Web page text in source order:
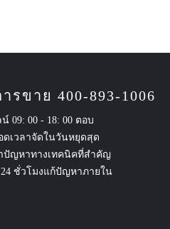
รขาย 400-893-1006
09: 00 - 18: 00 ตอบ
เวลาจัดในวันหยุดสุด
ปัญหาทางเทคนิคที่สำคัญ
ชั่วโมงแก้ปัญหาภายใน